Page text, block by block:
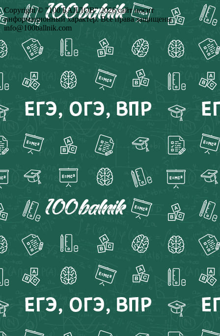
Copyright © "100 БАЛЛОВ" 2026 сайт носит
информационный характер. Все права защищены
info@100ballnik.com